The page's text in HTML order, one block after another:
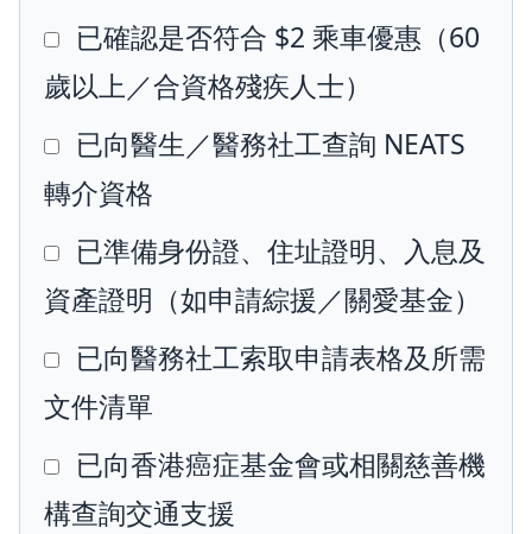
已確認是否符合 $2 乘車優惠（60
歲以上／合資格殘疾人士）
已向醫生／醫務社工查詢 NEATS
轉介資格
已準備身份證、住址證明、入息及
資產證明（如申請綜援／關愛基金）
已向醫務社工索取申請表格及所需
文件清單
已向香港癌症基金會或相關慈善機
構查詢交通支援